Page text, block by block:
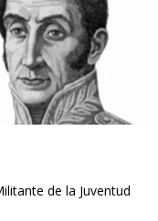
de la Juventud